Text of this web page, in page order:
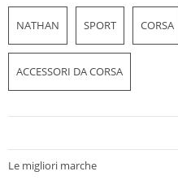
NATHAN SPORT CORSA
ACCESSORI DA CORSA
Le migliori marche